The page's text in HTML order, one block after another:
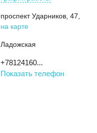
проспект Ударников, 47
на карте
Ладожская
+78124160...
Показать телефон